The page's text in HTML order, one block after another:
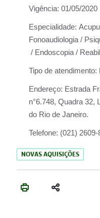
Vigência: 01/05/2020
Especialidade:
Fonoaudiologia /
/ Endoscopia /
Tipo de atendimento:
Endereço: Estrada
n°6.748, Quadra 32,
do Rio de Janeiro.
Telefone: (021) 2609-
NOVAS AQUISIÇÕES